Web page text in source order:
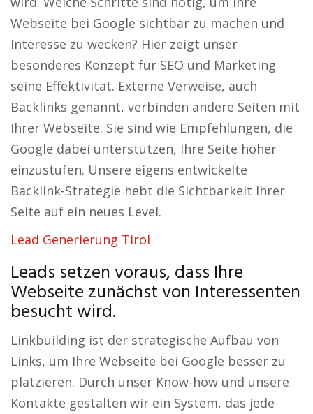
Webseite bei Google sichtbar zu machen und
Interesse zu wecken? Hier zeigt unser
besonderes Konzept für SEO und Marketing
seine Effektivität. Externe Verweise, auch
Backlinks genannt, verbinden andere Seiten mit
Ihrer Webseite. Sie sind wie Empfehlungen, die
Google dabei unterstützen, Ihre Seite höher
einzustufen. Unsere eigens entwickelte
Backlink-Strategie hebt die Sichtbarkeit Ihrer
Seite auf ein neues Level.
Lead Generierung Tirol
Leads setzen voraus, dass Ihre
Webseite zunächst von Interessenten
besucht wird.
Linkbuilding ist der strategische Aufbau von
Links, um Ihre Webseite bei Google besser zu
platzieren. Durch unser Know-how und unsere
Kontakte gestalten wir ein System, das jede